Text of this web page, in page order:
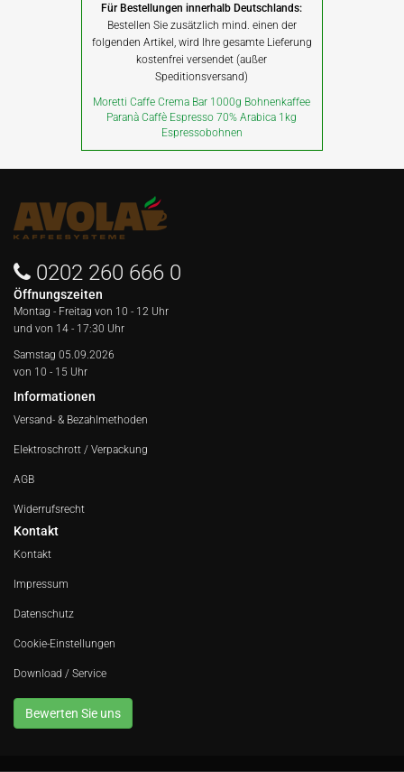
Für Bestellungen innerhalb Deutschlands:
Bestellen Sie zusätzlich mind. einen der
folgenden Artikel, wird Ihre gesamte Lieferung
kostenfrei versendet (außer
Speditionsversand)
Moretti Caffe Crema Bar 1000g Bohnenkaffee
Paranà Caffè Espresso 70% Arabica 1kg
Espressobohnen
0202 260 666 0
Öffnungszeiten
Montag - Freitag von 10 - 12 Uhr
und von 14 - 17:30 Uhr
Samstag 05.09.2026
von 10 - 15 Uhr
Informationen
Versand- & Bezahlmethoden
Elektroschrott / Verpackung
AGB
Widerrufsrecht
Kontakt
Kontakt
Impressum
Datenschutz
Cookie-Einstellungen
Download / Service
Bewerten Sie uns